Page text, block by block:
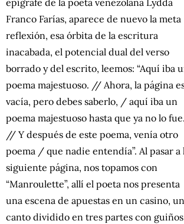
epígrafe de la poeta venezolana Lydda
Franco Farías, aparece de nuevo la meta
reflexión, esa órbita de la escritura
inacabada, el potencial dual del verso
borrado y del escrito, leemos: “Aquí iba
poema majestuoso. // Ahora, la página
vacía, pero debes saberlo, / aquí iba un
poema majestuoso hasta que ya no lo fue.
// Y después de este poema, venía otro
poema / que nadie entendía”. Al pasar a
siguiente página, nos topamos con
“Manroulette”, allí el poeta nos presenta
una escena de apuestas en un casino, un
canto dividido en tres partes con guiños